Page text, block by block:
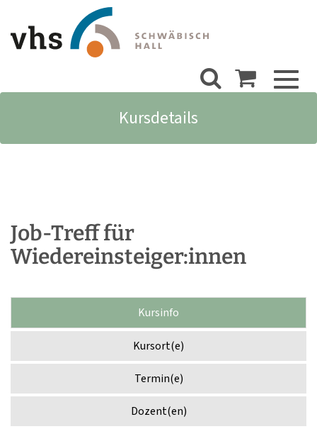
Kursdetails
Job-Treff für
Wiedereinsteiger:innen
Kursinfo
Kursort(e)
Termin(e)
Dozent(en)